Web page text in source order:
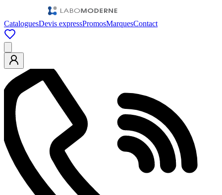
CataloguesDevis expressPromosMarquesContact